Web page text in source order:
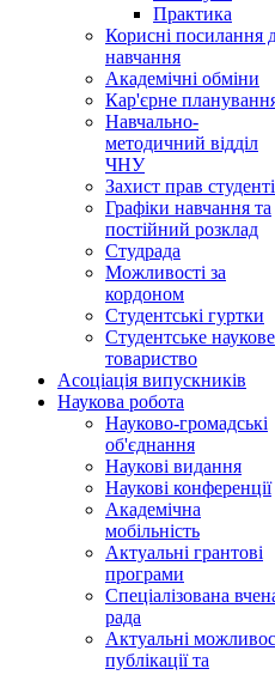
Практика
Корисні посилання
навчання
Академічні обміни
Кар'єрне
Навчально-
методичний відділ
ЧНУ
Захист прав
Графіки навчання та
постійний розклад
Студрада
Можливості за
кордоном
Студентські гуртки
Студентське наукове
товариство
Асоціація випускників
Наукова робота
Науково-громадські
об'єднання
Наукові видання
Наукові конференції
Академічна
мобільність
Актуальні грантові
програми
Спеціалізована
рада
Актуальні
публікації та